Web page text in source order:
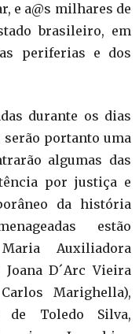
e a@s milhares de
brasileiro, em
periferias e dos
durante os dias
serão portanto uma
algumas das
por justiça e
da história
estão
Auxiliadora
D´Arc Vieira
Marighella),
de Toledo Silva,